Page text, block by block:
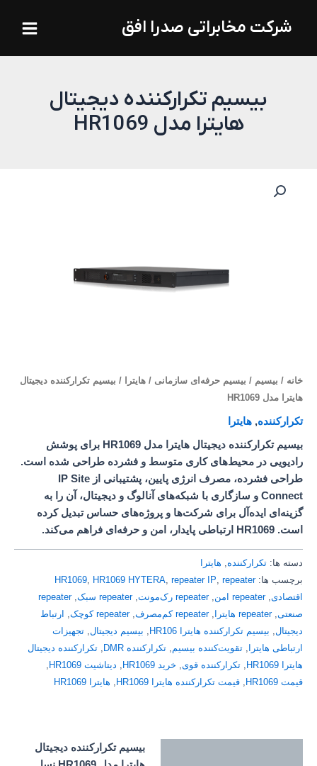
شرکت مخابراتی صدرا افق
Menu
بیسیم تکرارکننده دیجیتال
هایترا مدل HR1069
خانه / بیسیم / بیسیم حرفه‌ای سازمانی / هایترا
/ بیسیم تکرارکننده دیجیتال
هایترا مدل HR1069
تکرارکننده, هایترا
بیسیم تکرارکننده دیجیتال هایترا مدل HR1069 برای پوشش
رادیویی در محیط‌های کاری متوسط و فشرده طراحی شده است.
طراحی فشرده، مصرف انرژی پایین، پشتیبانی از IP Site
Connect و سازگاری با شبکه‌های آنالوگ و دیجیتال، آن را به
گزینه‌ای ایده‌آل برای شرکت‌ها و پروژه‌های حساس تبدیل کرده
است. HR1069 ارتباطی پایدار، امن و حرفه‌ای فراهم می‌کند.
دسته ها: تکرارکننده
هایترا
برچسب ها:
HR1069 HR1069 HYTERA repeater IP repeater
اقتصادی ,repeater امن ,repeater رک‌مونت ,repeater سبک ,
repeater
صنعتی ,repeater هایترا ,repeater کم‌مصرف ,repeater کوچک
ارتباط
دیجیتال
بیسیم تکرارکننده هایترا HR106 بیسیم دیجیتال تجهیزات
ارتباطی هایترا تقویت‌کننده بیسیم تکرارکننده DMR
تکرارکننده دیجیتال
هایترا HR1069
تکرارکننده قوی خرید HR1069 دیتاشیت HR1069
قیمت HR1069
قیمت تکرارکننده هایترا HR1069 هایترا HR1069
بیسیم تکرارکننده دیجیتال